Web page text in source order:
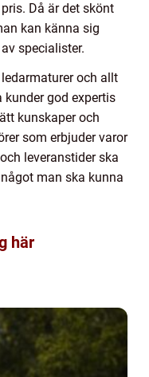
Då är det skönt
kan känna sig
specialister.
och allt
god expertis
kunskaper och
som erbjuder varor
leveranstider ska
man ska kunna
här